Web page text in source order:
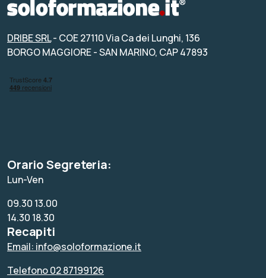
DRIBE SRL- COE 27110 Via Ca dei Lunghi, 136
BORGO MAGGIORE - SAN MARINO, CAP 47893
Orario Segreteria:
Lun-Ven
09.30 13.00
14.30 18.30
Recapiti
Email: info@soloformazione.it
Telefono 02 87199126